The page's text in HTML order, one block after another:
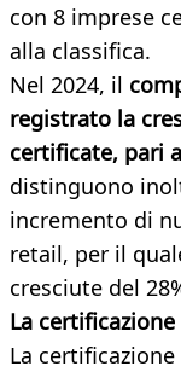
con 8 imprese
alla classifica.
Nel 2024, il
registrato la
certificate, pari
distinguono
incremento di
retail, per il
cresciute del
La
La